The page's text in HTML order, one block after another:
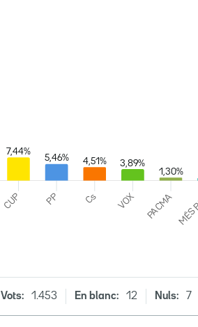
Vots: 1.453 En blanc: 12 Nuls: 7